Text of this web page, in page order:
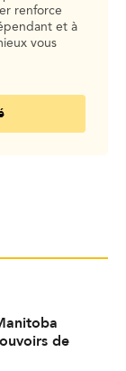
renforce
et à
vous
de